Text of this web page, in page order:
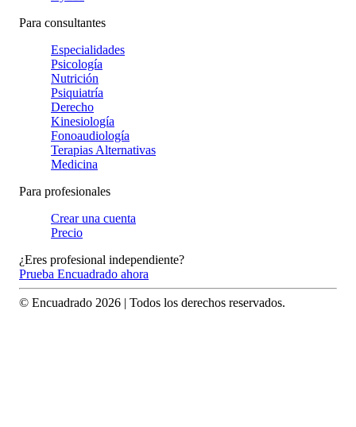
Para consultantes
Especialidades
Psicología
Nutrición
Psiquiatría
Derecho
Kinesiología
Fonoaudiología
Terapias Alternativas
Medicina
Para profesionales
Crear una cuenta
Precio
¿Eres profesional independiente?
Prueba Encuadrado ahora
© Encuadrado 2026 | Todos los derechos reservados.